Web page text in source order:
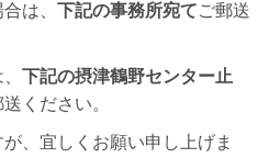
は、 下記の事務所宛てご郵送
下記の摂津鶴野センター止
ください。
、宜しくお願い申し上げま